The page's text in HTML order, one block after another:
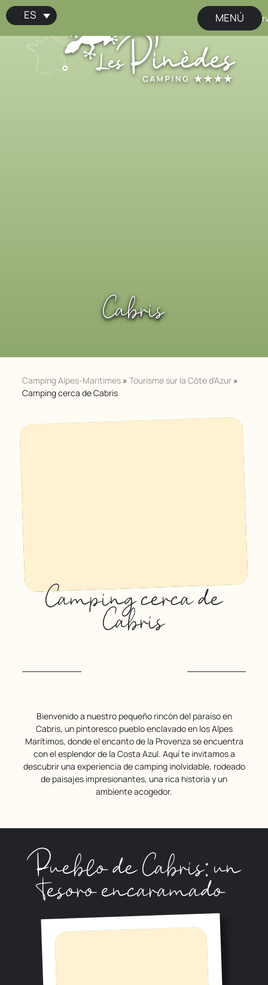
MENÚ
ES
Cabris
Camping Alpes-Maritimes »Tourisme sur la Côte d'Azur »
Camping cerca de Cabris
Camping cerca de
Cabris
Bienvenido a nuestro pequeño rincón del paraíso en
Cabris, un pintoresco pueblo enclavado en los Alpes
Marítimos, donde el encanto de la Provenza se encuentra
con el esplendor de la Costa Azul. Aquí te invitamos a
descubrir una experiencia de camping inolvidable, rodeado
de paisajes impresionantes, una rica historia y un
ambiente acogedor.
Pueblo de Cabris: un
tesoro encaramado
📢